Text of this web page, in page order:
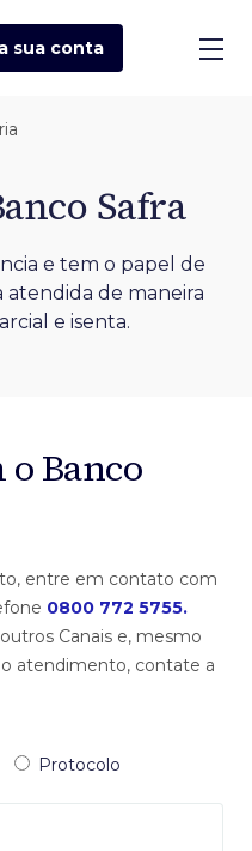
sua conta
Safra
e tem o papel de
de maneira
e isenta.
Banco
entre em contato com
0800 772 5755.
Canais e, mesmo
atendimento, contate a
Protocolo